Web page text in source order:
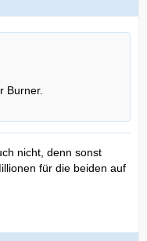
Burner.
nicht, denn sonst
für die beiden auf